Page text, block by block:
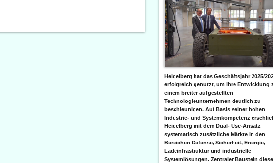
Heidelberg hat das Geschäftsjahr 2025/
erfolgreich genutzt, um ihre Entwicklung
einem breiter aufgestellten
Technologieunternehmen deutlich zu
beschleunigen. Auf Basis seiner hohen
Industrie- und Systemkompetenz
Heidelberg mit dem Dual- Use-Ansatz
systematisch zusätzliche Märkte in den
Bereichen Defense, Sicherheit, Energie,
Ladeinfrastruktur und industrielle
Systemlösungen. Zentraler Baustein